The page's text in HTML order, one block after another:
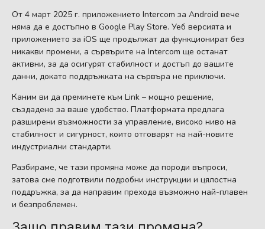
От 4 март 2025 г. приложението Intercom за Android вече
няма да е достъпно в Google Play Store. Уеб версията и
приложението за iOS ще продължат да функционират без
никакви промени, а сървърите на Intercom ще останат
активни, за да осигурят стабилност и достъп до вашите
данни, докато поддръжката на сървъра не приключи.
Каним ви да преминете към Link – мощно решение,
създадено за ваше удобство. Платформата предлага
разширени възможности за управление, високо ниво на
стабилност и сигурност, които отговарят на най-новите
индустриални стандарти.
Разбираме, че тази промяна може да породи въпроси,
затова сме подготвили подробни инструкции и цялостна
поддръжка, за да направим прехода възможно най-плавен
и безпроблемен.